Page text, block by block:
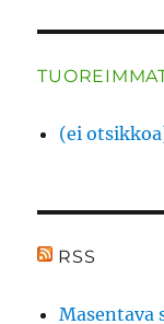
(ei
RSS
Masentava